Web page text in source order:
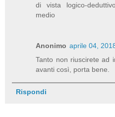
di vista logico-
medio
Anonimo aprile 04,
Tanto non riuscirete ad
avanti così, porta bene.
Rispondi